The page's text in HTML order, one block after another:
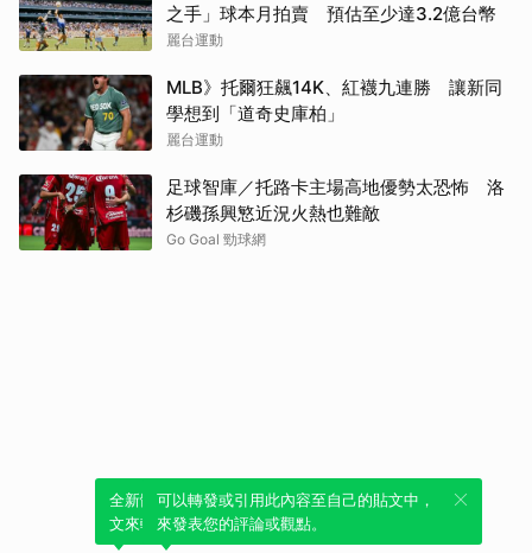
之手」球本月拍賣 預估至少達3.2億台幣
麗台運動
MLB》托爾狂飆14K、紅襪九連勝 讓新同
學想到「道奇史庫柏」
麗台運動
足球智庫／托路卡主場高地優勢太恐怖 洛
杉磯孫興慜近況火熱也難敵
Go Goal 勁球網
全新體驗！一鍵引用此內容，透過發布貼
文來輕鬆表達個人立場。
可以轉發或引用此內容至自己的貼文中，
來發表您的評論或觀點。